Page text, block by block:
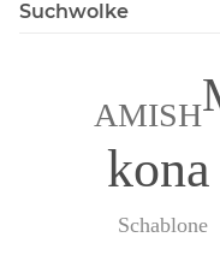
Suchwolke
kona
AMISH
Schablone